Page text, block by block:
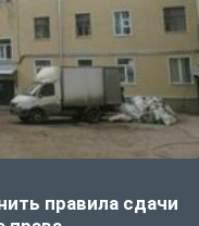
правила сдачи